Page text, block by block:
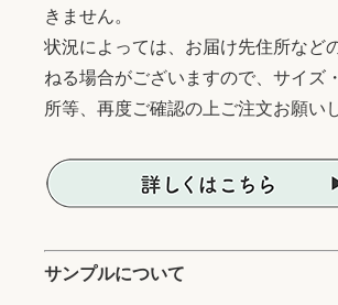
きません。
状況によっては、お届け先住所など
ねる場合がございますので、サイズ
所等、再度ご確認の上ご注文お願い
サンプルについて